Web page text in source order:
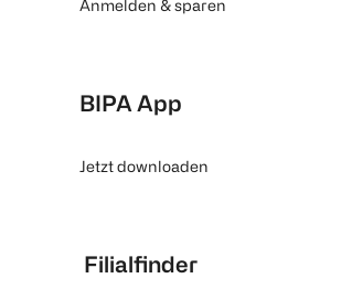
Anmelden & sparen
BIPA App
Jetzt downloaden
Filialfinder